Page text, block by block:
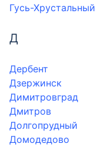
Гусь-Хрустальный
Д
Дербент
Дзержинск
Димитровград
Дмитров
Долгопрудный
Домодедово